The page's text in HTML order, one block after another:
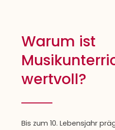
Warum ist
wertvoll?
Bis zum 10. Lebensjahr